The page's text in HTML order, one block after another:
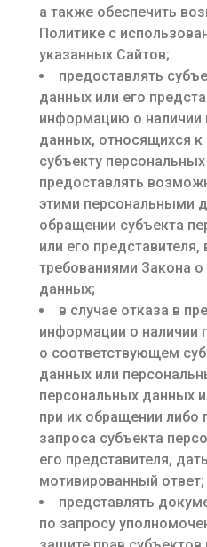
а также обеспечить
Политике с
указанных Сайтов;
предоставлять
данных или его
информацию о наличии
данных, относящихся
субъекту
предоставлять
этими персональными
обращении субъекта
или его представителя,
требованиями Закона
данных;
в случае отказа в
информации о наличии
о соответствующем
данных или
персональных данных
при их обращении либо
запроса субъекта
его представителя,
мотивированный ответ;
представлять
по запросу